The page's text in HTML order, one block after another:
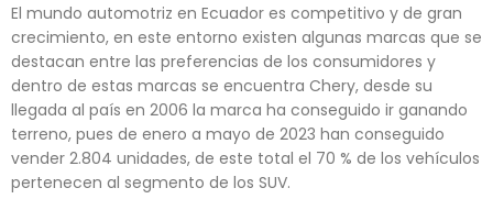
El mundo automotriz en Ecuador es competitivo y de gran
crecimiento, en este entorno existen algunas marcas que se
destacan entre las preferencias de los consumidores y
dentro de estas marcas se encuentra Chery, desde su
llegada al país en 2006 la marca ha conseguido ir ganando
terreno, pues de enero a mayo de 2023 han conseguido
vender 2.804 unidades, de este total el 70 % de los vehículos
pertenecen al segmento de los SUV.